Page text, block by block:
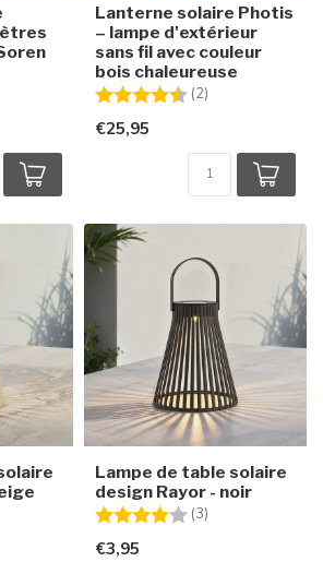
Lanterne solaire Photis
– lampe d'extérieur
sans fil avec couleur
bois chaleureuse
Note:
(2)
€25,95
Lampe de table solaire
design Rayor - noir
Note:
(3)
€3,95